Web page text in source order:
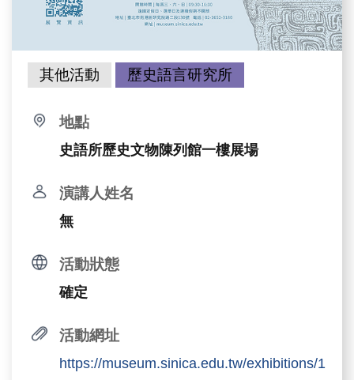
其他活動 歷史語言研究所
地點
史語所歷史文物陳列館一樓展場
演講人姓名
無
活動狀態
確定
活動網址
https://museum.sinica.edu.tw/exhibitions/1